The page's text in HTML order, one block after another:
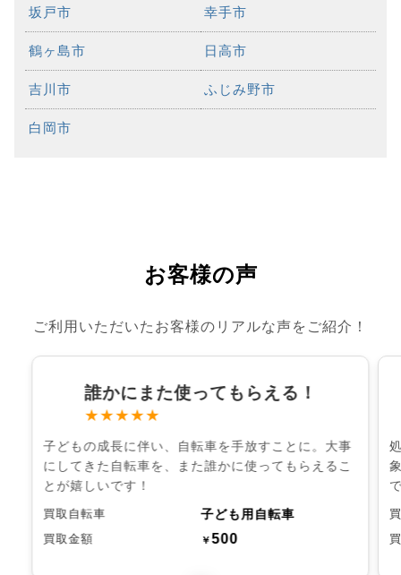
坂戸市 幸手市
鶴ヶ島市 日高市
吉川市 ふじみ野市
白岡市
お客様の声
ご利用いただいたお客様のリアルな声をご紹介！
誰かにまた使ってもらえる！
★★★★★
子どもの成長に伴い、自転車を手放すことに。大事
にしてきた自転車を、また誰かに使ってもらえるこ
とが嬉しいです！
買取自転車 子ども用自転車
買取金額 ￥500